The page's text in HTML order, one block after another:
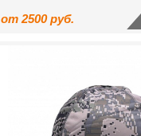
от 2500 руб.